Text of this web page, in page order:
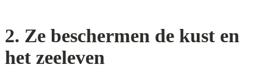
2. Ze beschermen de kust en
het zeeleven